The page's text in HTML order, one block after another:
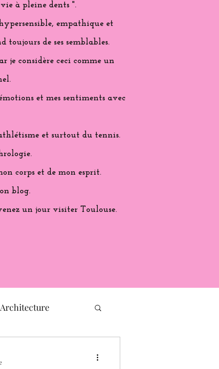
à pleine dents ".
empathique et
de ses semblables.
je considère ceci comme un
et mes sentiments avec
et surtout du tennis.
corps et de mon esprit.
blog.
un jour visiter Toulouse.
Architecture